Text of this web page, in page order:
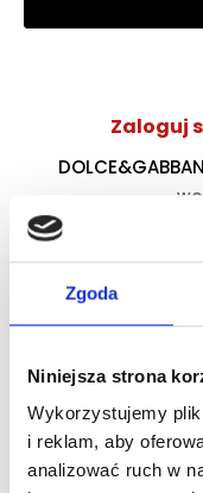
Zgoda
Niniejsza strona
Wykorzystujemy
i reklam, aby
analizować ruch w
Zaloguj
Dlaczego
Oryginalny